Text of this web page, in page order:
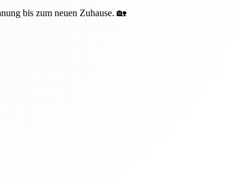
bis zum neuen Zuhause. 🏡